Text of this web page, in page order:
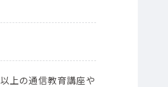
上の通信教育講座や